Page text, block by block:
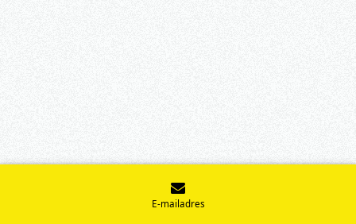
E-mailadres